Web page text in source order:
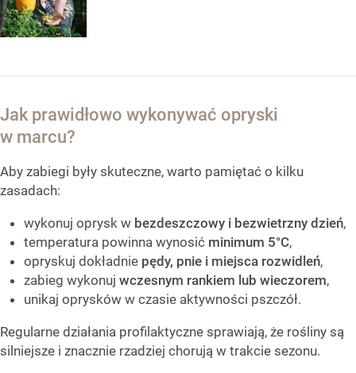
Jak prawidłowo wykonywać opryski
w marcu?
Aby zabiegi były skuteczne, warto pamiętać o kilku
zasadach:
wykonuj oprysk w bezdeszczowy i bezwietrzny dzień,
temperatura powinna wynosić minimum 5°C,
opryskuj dokładnie pędy, pnie i miejsca rozwidleń,
zabieg wykonuj wczesnym rankiem lub wieczorem,
unikaj oprysków w czasie aktywności pszczół.
Regularne działania profilaktyczne sprawiają, że rośliny są
silniejsze i znacznie rzadziej chorują w trakcie sezonu.